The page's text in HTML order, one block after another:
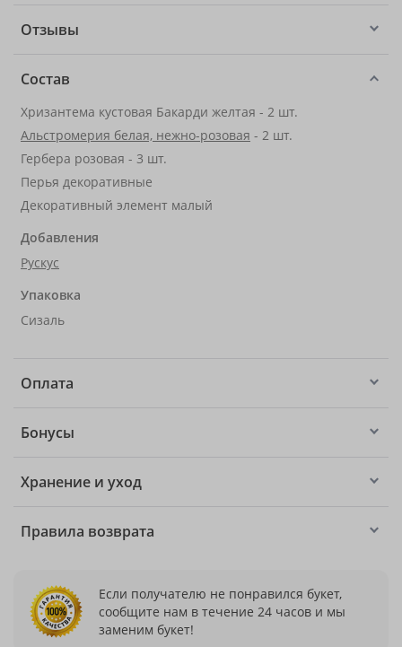
Отзывы
Состав
Хризантема кустовая Бакарди желтая - 2 шт.
Альстромерия белая, нежно-розовая - 2 шт.
Гербера розовая - 3 шт.
Перья декоративные
Декоративный элемент малый
Добавления
Рускус
Упаковка
Сизаль
Оплата
Бонусы
Хранение и уход
Правила возврата
Если получателю не понравился букет,
сообщите нам в течение 24 часов и мы
заменим букет!